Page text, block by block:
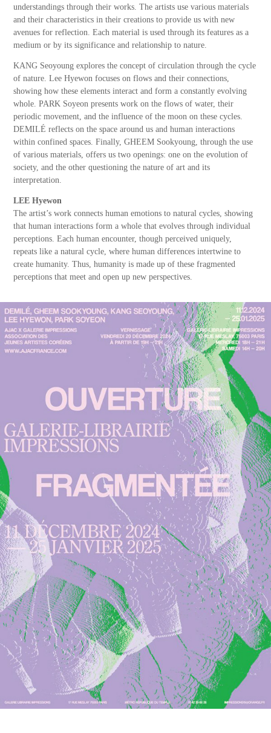
understandings through their works. The artists use various materials
and their characteristics in their creations to provide us with new
avenues for reflection. Each material is used through its features as a
medium or by its significance and relationship to nature.
KANG Seoyoung explores the concept of circulation through the cycle
of nature. Lee Hyewon focuses on flows and their connections,
showing how these elements interact and form a constantly evolving
whole. PARK Soyeon presents work on the flows of water, their
periodic movement, and the influence of the moon on these cycles.
DEMILÉ reflects on the space around us and human interactions
within confined spaces. Finally, GHEEM Sookyoung, through the use
of various materials, offers us two openings: one on the evolution of
society, and the other questioning the nature of art and its
interpretation.
LEE Hyewon
The artist’s work connects human emotions to natural cycles, showing
that human interactions form a whole that evolves through individual
perceptions. Each human encounter, though perceived uniquely,
repeats like a natural cycle, where human differences intertwine to
create humanity. Thus, humanity is made up of these fragmented
perceptions that meet and open up new perspectives.